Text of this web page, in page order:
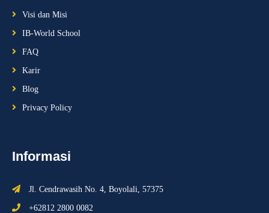
Visi dan Misi
IB-World School
FAQ
Karir
Blog
Privacy Policy
Informasi
Jl. Cendrawasih No. 4, Boyolali, 57375
+62812 2800 0082